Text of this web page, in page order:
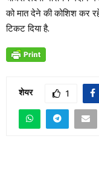
को मात देने की कोशिश कर
टिकट दिया है.
शेयर 1